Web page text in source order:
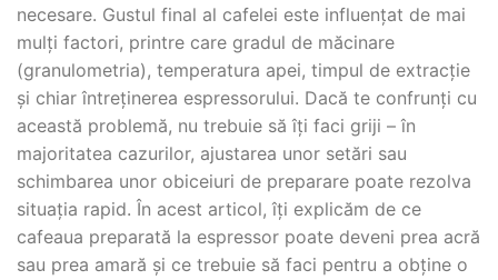
necesare. Gustul final al cafelei este influențat de mai
mulți factori, printre care gradul de măcinare
(granulometria), temperatura apei, timpul de extracție
și chiar întreținerea espressorului. Dacă te confrunți cu
această problemă, nu trebuie să îți faci griji – în
majoritatea cazurilor, ajustarea unor setări sau
schimbarea unor obiceiuri de preparare poate rezolva
situația rapid. În acest articol, îți explicăm de ce
cafeaua preparată la espressor poate deveni prea acră
sau prea amară și ce trebuie să faci pentru a obține o